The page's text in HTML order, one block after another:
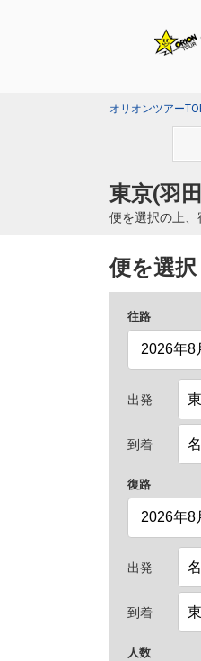
オリオンツアー
東京(羽
便を選択の上
便を選
往路
出発
到着
復路
出発
到着
人数